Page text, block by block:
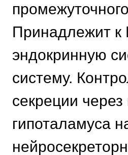
Принадлежит
эндокринную
систему.
секреции
гипоталамуса